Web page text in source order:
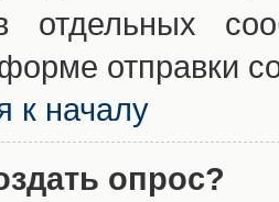
отдельных
отправки
к началу
опрос?